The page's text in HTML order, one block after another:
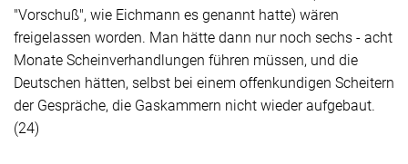
"Vorschuß", wie Eichmann es genannt hatte) wären
freigelassen worden. Man hätte dann nur noch sechs - acht
Monate Scheinverhandlungen führen müssen, und die
Deutschen hätten, selbst bei einem offenkundigen Scheitern
der Gespräche, die Gaskammern nicht wieder aufgebaut.
(24)